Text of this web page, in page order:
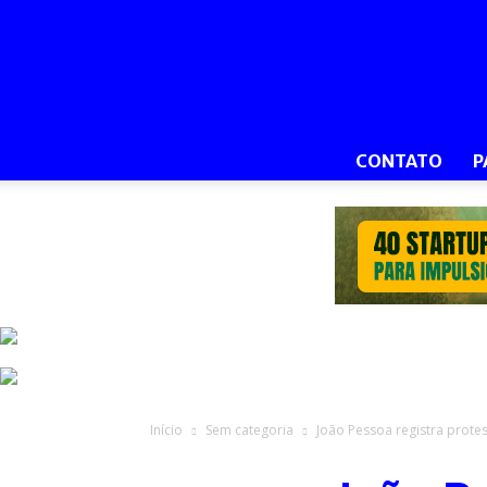
CONTATO
Início Sem categoria João Pessoa registra